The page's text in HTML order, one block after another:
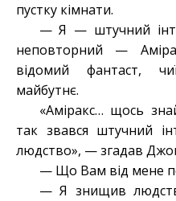
пустку кімнати.
— Я — штучний
неповторний —
відомий фантаст,
майбутнє.
«Аміракс… щось
так звався штучний
людство», — згадав
— Що Вам від мене
— Я знищив